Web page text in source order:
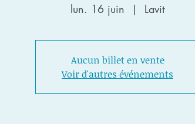
lun. 16 juin
  |
Lavit
Aucun billet en vente
Voir d'autres événements